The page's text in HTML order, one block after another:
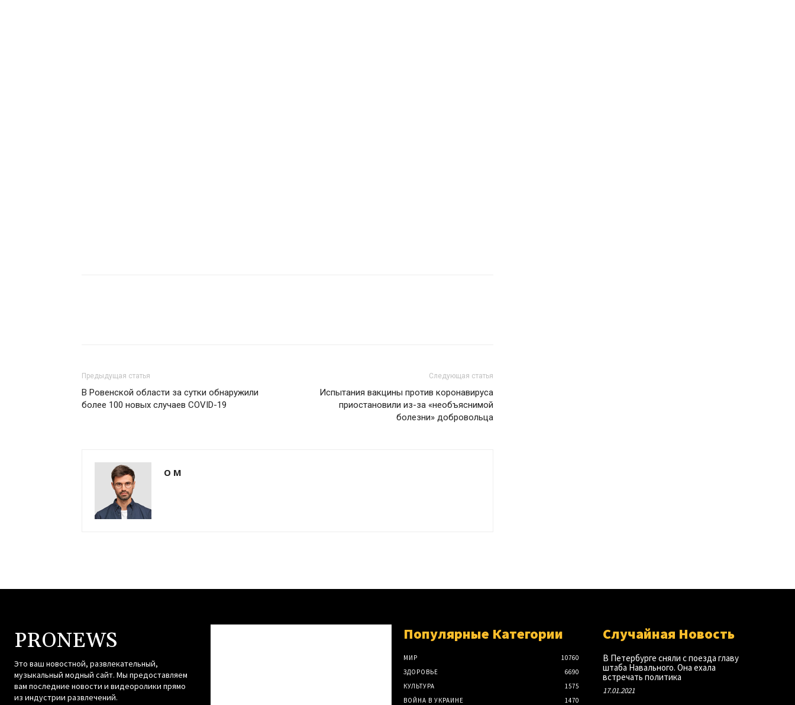
Предыдущая статья
В Ровенской области за сутки обнаружили
более 100 новых случаев COVID-19
Следующая статья
Испытания вакцины против коронавируса
приостановили из-за «необъяснимой
болезни» добровольца
О М
PRONEWS
Это ваш новостной, развлекательный,
музыкальный модный сайт. Мы предоставляем
вам последние новости и видеоролики прямо
из индустрии развлечений.
Популярные Категории
МИР
10760
ЗДОРОВЬЕ
6690
КУЛЬТУРА
1575
ВОЙНА В УКРАИНЕ
1470
Случайная Новость
В Петербурге сняли с поезда главу
штаба Навального. Она ехала
встречать политика
17.01.2021